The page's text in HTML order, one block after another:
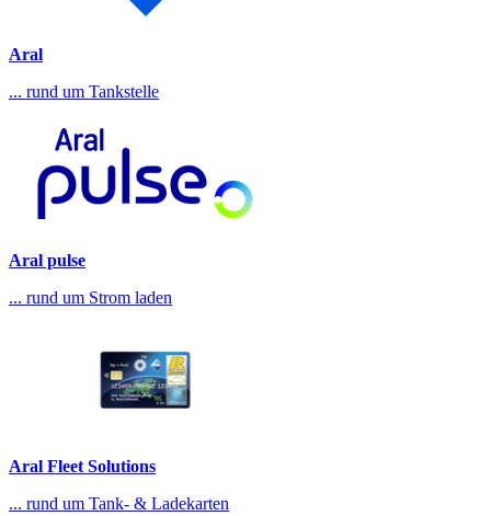
Aral
... rund um Tankstelle
Aral pulse
... rund um Strom laden
Aral Fleet Solutions
... rund um Tank- & Ladekarten